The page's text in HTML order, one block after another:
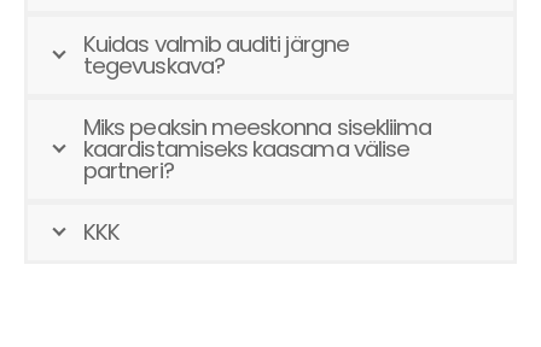
Kuidas valmib auditi järgne
tegevuskava?
Miks peaksin meeskonna sisekliima
kaardistamiseks kaasama välise
partneri?
KKK